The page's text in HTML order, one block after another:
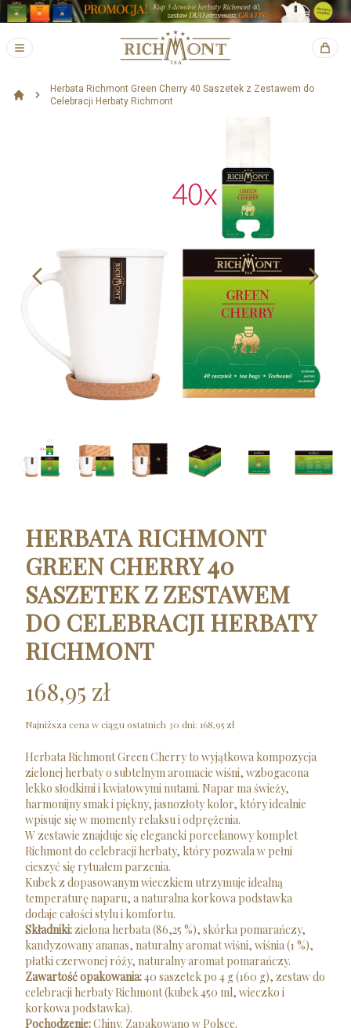
Herbata Richmont Green Cherry 40 Saszetek z Zestawem do
Celebracji Herbaty Richmont
HERBATA RICHMONT
GREEN CHERRY 40
SASZETEK Z ZESTAWEM
DO CELEBRACJI HERBATY
RICHMONT
168,95 zł
Najniższa cena w ciągu ostatnich 30 dni: 168,95 zł
Herbata Richmont Green Cherry to wyjątkowa kompozycja
zielonej herbaty o subtelnym aromacie wiśni, wzbogacona
lekko słodkimi i kwiatowymi nutami. Napar ma świeży,
harmonijny smak i piękny, jasnozłoty kolor, który idealnie
wpisuje się w momenty relaksu i odprężenia.
W zestawie znajduje się elegancki porcelanowy komplet
Richmont do celebracji herbaty, który pozwala w pełni
cieszyć się rytuałem parzenia.
Kubek z dopasowanym wieczkiem utrzymuje idealną
temperaturę naparu, a naturalna korkowa podstawka
dodaje całości stylu i komfortu.
Składniki:zielona herbata (86,25 %), skórka pomarańczy,
kandyzowany ananas, naturalny aromat wiśni, wiśnia (1 %),
płatki czerwonej róży, naturalny aromat pomarańczy.
Zawartość opakowania:40 saszetek po 4 g (160 g), zestaw do
celebracji herbaty Richmont (kubek 450 ml, wieczko i
korkowa podstawka).
Pochodzenie:Chiny. Zapakowano w Polsce.